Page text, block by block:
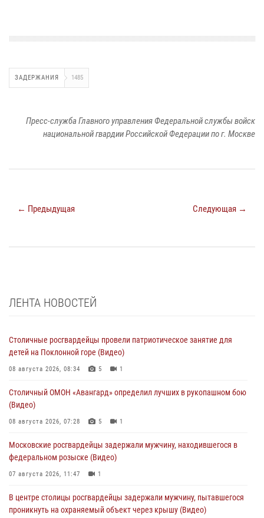
ЗАДЕРЖАНИЯ 1485
Пресс-служба Главного управления Федеральной службы войск
национальной гвардии Российской Федерации по г. Москве
← Предыдущая Следующая →
ЛЕНТА НОВОСТЕЙ
Столичные росгвардейцы провели патриотическое занятие для
детей на Поклонной горе (Видео)
08 августа 2026, 08:34 5 1
Столичный ОМОН «Авангард» определил лучших в рукопашном бою
(Видео)
08 августа 2026, 07:28 5 1
Московские росгвардейцы задержали мужчину, находившегося в
федеральном розыске (Видео)
07 августа 2026, 11:47 1
В центре столицы росгвардейцы задержали мужчину, пытавшегося
проникнуть на охраняемый объект через крышу (Видео)